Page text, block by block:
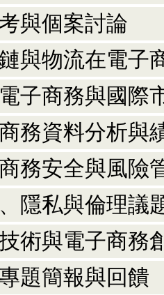
與個案討論
與物流在電子
子商務與國際
務資料分析與
務安全與風險
隱私與倫理議
術與電子商務
題簡報與回饋